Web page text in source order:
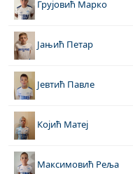
Грујовић Марко
Јањић Петар
Јевтић Павле
Којић Матеј
Максимовић Реља